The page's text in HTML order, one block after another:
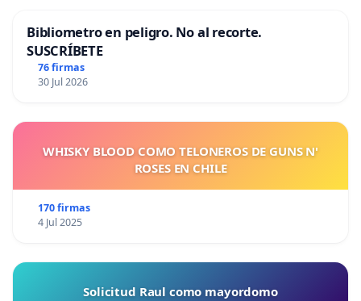
Bibliometro en peligro. No al recorte.
SUSCRÍBETE
76 firmas
30 Jul 2026
WHISKY BLOOD COMO TELONEROS DE GUNS N'
ROSES EN CHILE
170 firmas
4 Jul 2025
Solicitud Raul como mayordomo